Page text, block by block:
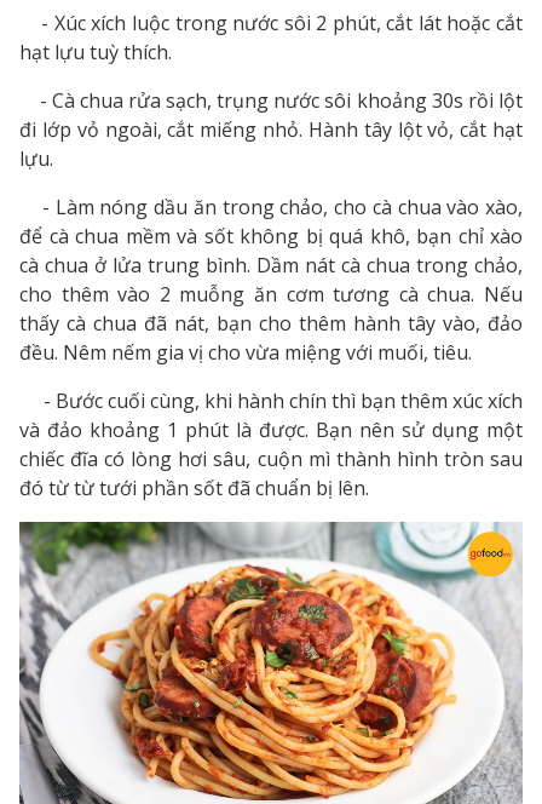
- Xúc xích luộc trong nước sôi 2 phút, cắt lát hoặc cắt
hạt lựu tuỳ thích.
- Cà chua rửa sạch, trụng nước sôi khoảng 30s rồi lột
đi lớp vỏ ngoài, cắt miếng nhỏ. Hành tây lột vỏ, cắt hạt
lựu.
- Làm nóng dầu ăn trong chảo, cho cà chua vào xào,
để cà chua mềm và sốt không bị quá khô, bạn chỉ xào
cà chua ở lửa trung bình. Dầm nát cà chua trong chảo,
cho thêm vào 2 muỗng ăn cơm tương cà chua. Nếu
thấy cà chua đã nát, bạn cho thêm hành tây vào, đảo
đều. Nêm nếm gia vị cho vừa miệng với muối, tiêu.
- Bước cuối cùng, khi hành chín thì bạn thêm xúc xích
và đảo khoảng 1 phút là được. Bạn nên sử dụng một
chiếc đĩa có lòng hơi sâu, cuộn mì thành hình tròn sau
đó từ từ tưới phần sốt đã chuẩn bị lên.